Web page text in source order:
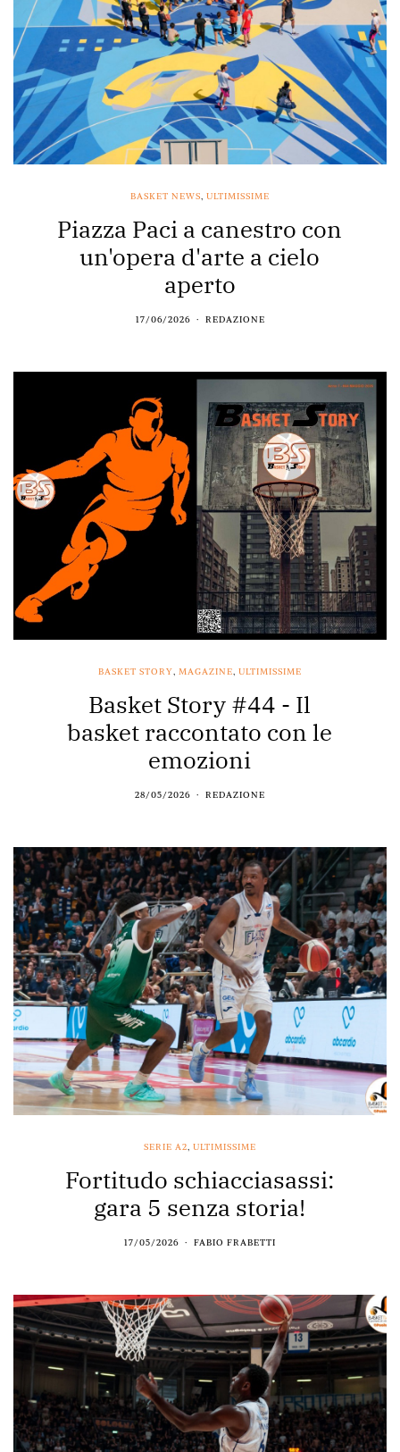
BASKET NEWS, ULTIMISSIME
Piazza Paci a canestro con
un'opera d'arte a cielo
aperto
17/06/2026 REDAZIONE
BASKET STORY, MAGAZINE, ULTIMISSIME
Basket Story #44 - Il
basket raccontato con le
emozioni
28/05/2026 REDAZIONE
SERIE A2, ULTIMISSIME
Fortitudo schiacciasassi:
gara 5 senza storia!
17/05/2026 FABIO FRABETTI